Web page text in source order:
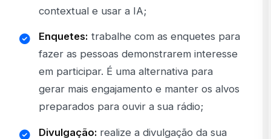
contextual e usar a IA;
Enquetes: trabalhe com as enquetes para
fazer as pessoas demonstrarem interesse
em participar. É uma alternativa para
gerar mais engajamento e manter os alvos
preparados para ouvir a sua rádio;
Divulgação: realize a divulgação da sua